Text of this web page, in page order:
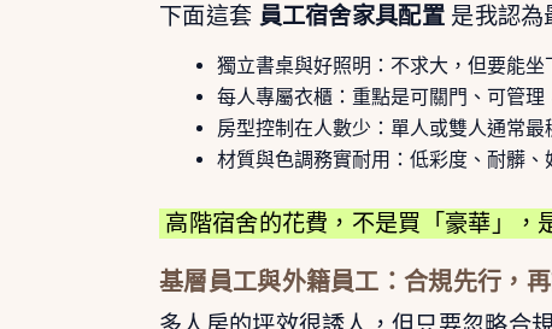
下面這套 員工宿舍家具配置是我認為
獨立書桌與好照明：不求大，但要能
每人專屬衣櫃：重點是可關門、可管理
房型控制在人數少：單人或雙人通常
材質與色調務實耐用：低彩度、耐髒、
高階宿舍的花費，不是買「豪華」，
基層員工與外籍員工：合規先行，